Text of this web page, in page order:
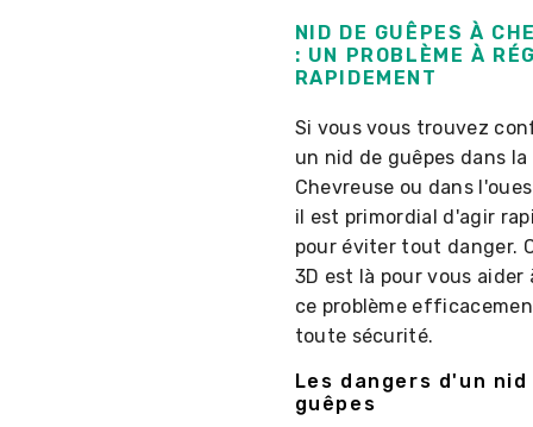
NID DE GUÊPES À
: UN PROBLÈME À
RAPIDEMENT
Si vous vous trouvez
un nid de guêpes dans
Chevreuse ou dans
il est primordial d'agir
pour éviter tout danger.
3D est là pour vous aider
ce problème
toute sécurité.
Les dangers d'un nid
guêpes